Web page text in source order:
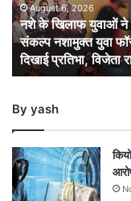
की
आवाज,
लिया
विकसित
भारत
संकल्प
फॉर
विकसित
भारत
August 6, 2026
नशे के खिलाफ युवाओं ने
संकल्प नशामुक्त युवा
दिखाई प्रतिभा, विजेता
By yash